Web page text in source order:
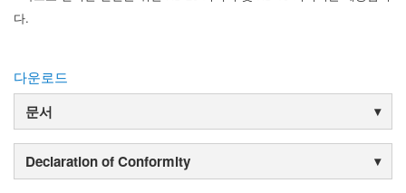
다.
다운로드
문서
Declaration of Conformity